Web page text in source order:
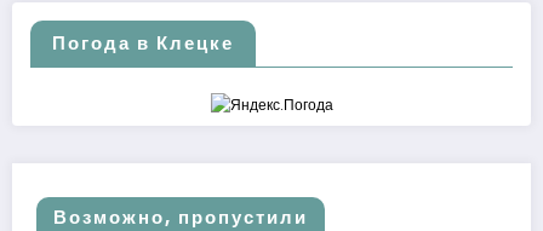
Погода в Клецке
Возможно, пропустили